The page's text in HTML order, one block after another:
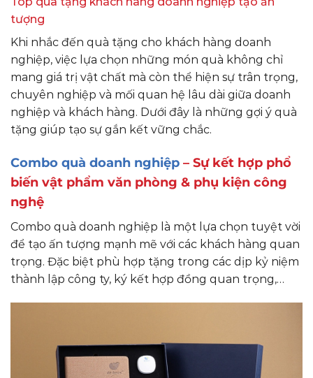
tượng
Khi nhắc đến quà tặng cho khách hàng doanh
nghiệp, việc lựa chọn những món quà không chỉ
mang giá trị vật chất mà còn thể hiện sự trân trọng,
chuyên nghiệp và mối quan hệ lâu dài giữa doanh
nghiệp và khách hàng. Dưới đây là những gợi ý quà
tặng giúp tạo sự gắn kết vững chắc.
Combo quà doanh nghiệp – Sự kết hợp phổ
biến vật phẩm văn phòng & phụ kiện công
nghệ
Combo quà doanh nghiệp là một lựa chọn tuyệt vời
để tạo ấn tượng mạnh mẽ với các khách hàng quan
trọng. Đặc biệt phù hợp tặng trong các dịp kỷ niệm
thành lập công ty, ký kết hợp đồng quan trọng,…